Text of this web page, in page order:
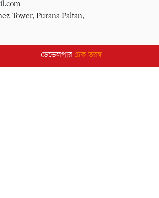
Tower, Purana Paltan,
ডেভেলপার টেক তরঙ্গ